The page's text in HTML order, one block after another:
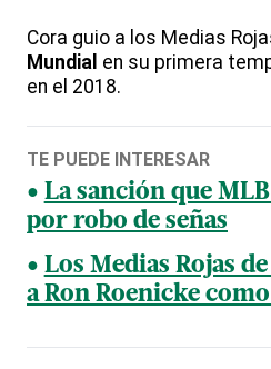
Cora guio a los Medias
Mundial en su primera
en el 2018.
TE PUEDE INTERESAR
La sanción que
por robo de señas
Los Medias Rojas
a Ron Roenicke